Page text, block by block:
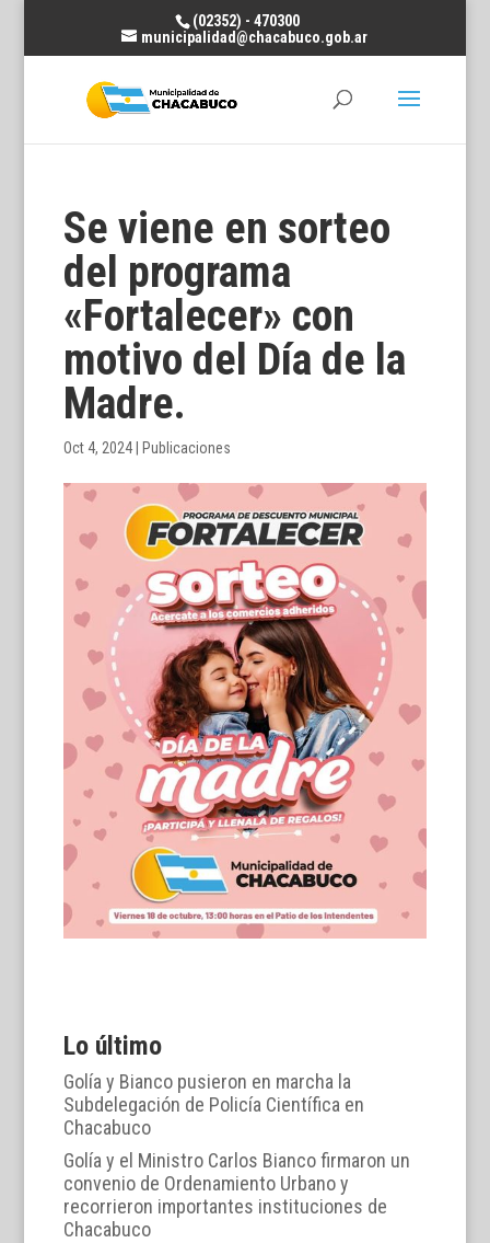
(02352) - 470300
municipalidad@chacabuco.gob.ar
Se viene en sorteo
del programa
«Fortalecer» con
motivo del Día de la
Madre.
Oct 4, 2024| Publicaciones
Lo último
Golía y Bianco pusieron en marcha la
Subdelegación de Policía Científica en
Chacabuco
Golía y el Ministro Carlos Bianco firmaron un
convenio de Ordenamiento Urbano y
recorrieron importantes instituciones de
Chacabuco